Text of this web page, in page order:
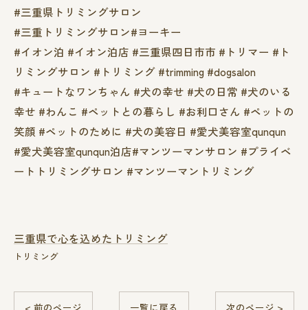
#三重県トリミングサロン
#三重トリミングサロン#ヨーキー
#イオン泊 #イオン泊店 #三重県四日市市 #トリマー #ト
リミングサロン #トリミング #trimming #dogsalon
#キュートなワンちゃん #犬の幸せ #犬の日常 #犬のいる
幸せ #わんこ #ペットとの暮らし #お利口さん #ペットの
笑顔 #ペットのために #犬の美容日 #愛犬美容室qunqun
#愛犬美容室qunqun泊店#マンツーマンサロン #プライベ
ートトリミングサロン #マンツーマントリミング
三重県で心を込めたトリミング
トリミング
< 前のページ 一覧に戻る 次のページ >